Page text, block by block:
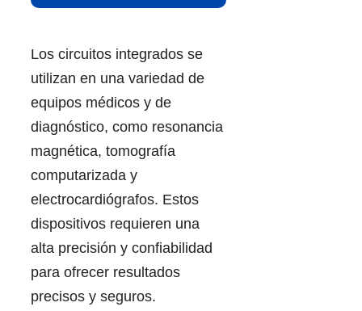
Los circuitos integrados se
utilizan en una variedad de
equipos médicos y de
diagnóstico, como resonancia
magnética, tomografía
computarizada y
electrocardiógrafos. Estos
dispositivos requieren una
alta precisión y confiabilidad
para ofrecer resultados
precisos y seguros.